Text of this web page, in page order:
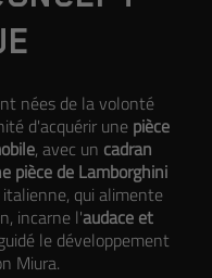
nées de la volonté
d'acquérir une pièce
, avec un cadran
pièce de Lamborghini
qui alimente
incarne l'audace et
le développement
Miura.